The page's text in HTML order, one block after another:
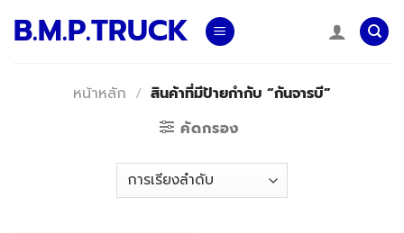
B.M.P.TRUCK
หน้าหลัก / สินค้าที่มีป้ายกำกับ “กันจารบี”
คัดกรอง